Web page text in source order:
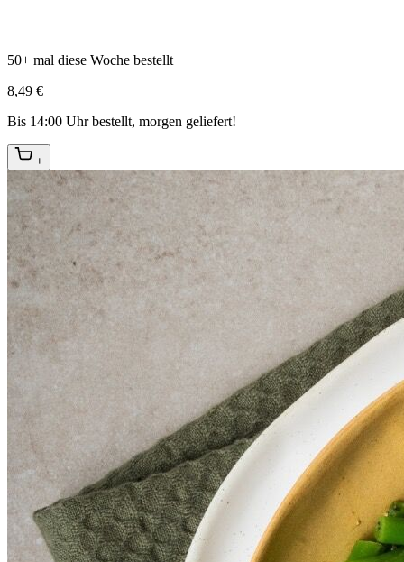
50+ mal diese Woche bestellt
8,49 €
Bis 14:00 Uhr bestellt, morgen geliefert!
+